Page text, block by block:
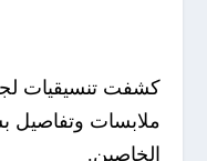
كشفت تنسيقيات
ملابسات وتفاصيل
الخاصين.